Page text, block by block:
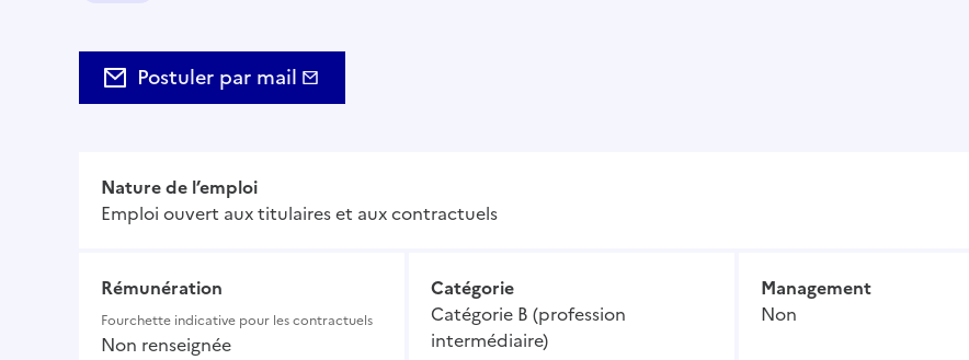
Postuler par mail
Nature de l’emploi
Emploi ouvert aux titulaires et aux contractuels
Rémunération
Fourchette indicative pour les contractuels
Non renseignée
Catégorie
Catégorie B (profession
intermédiaire)
Management
Non